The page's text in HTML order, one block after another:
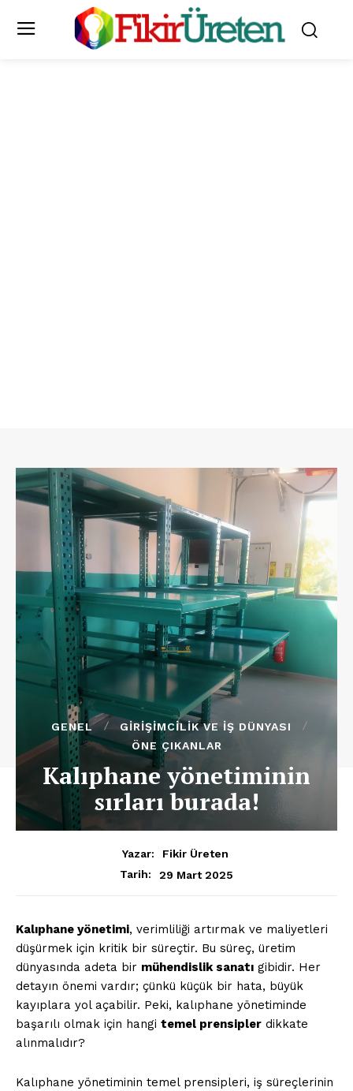
GENEL
GIRIŞIMCILIK VE İŞ DÜNYASI
ÖNE ÇIKANLAR
Kalıphane yönetiminin
sırları burada!
Yazar:
Fikir Üreten
Tarih:
29 Mart 2025
Kalıphane yönetimi, verimliliği artırmak ve maliyetleri
düşürmek için kritik bir süreçtir. Bu süreç, üretim
dünyasında adeta bir mühendislik sanatı gibidir. Her
detayın önemi vardır; çünkü küçük bir hata, büyük
kayıplara yol açabilir. Peki, kalıphane yönetiminde
başarılı olmak için hangi temel prensipler dikkate
alınmalıdır?
Kalıphane yönetiminin temel prensipleri, iş süreçlerinin